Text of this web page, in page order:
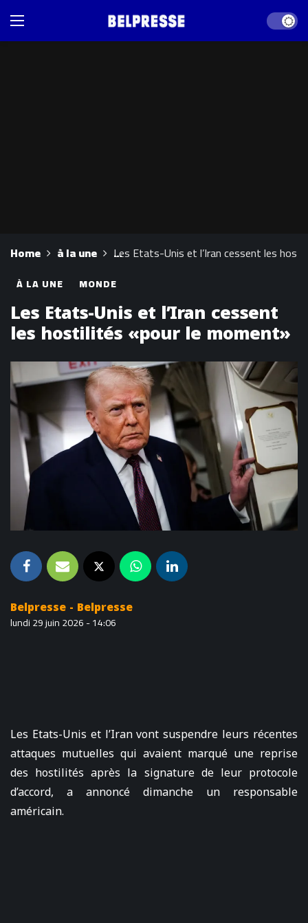
Dark
Home à la une Les Etats-Unis et l’Iran cessent les
À LA UNE MONDE
Les Etats-Unis et l’Iran cessent
les hostilités «pour le moment»
Belpresse - Belpresse
lundi 29 juin 2026 - 14:06
Les Etats-Unis et l’Iran vont suspendre leurs récentes
attaques mutuelles qui avaient marqué une reprise
des hostilités après la signature de leur protocole
d’accord, a annoncé dimanche un responsable
américain.